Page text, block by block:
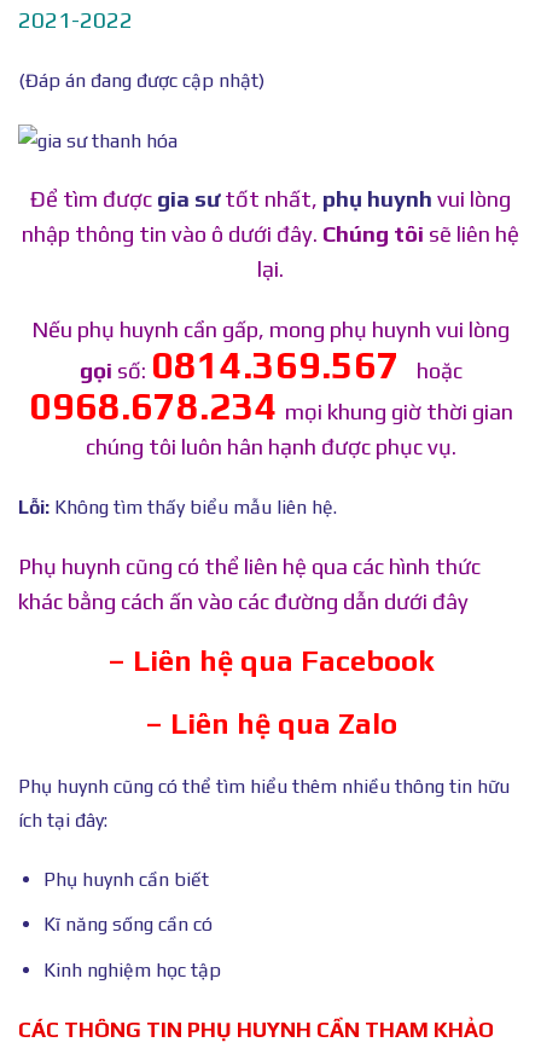
2021-2022
(Đáp án đang được cập nhật)
Để tìm được gia sưtốt nhất, phụ huynh vui lòng
nhập thông tin vào ô dưới đây. Chúng tôi sẽ liên hệ
lại.
Nếu phụ huynh cần gấp, mong phụ huynh vui lòng
gọi số: 0814.369.567 hoặc
0968.678.234 mọi khung giờ thời gian
chúng tôi luôn hân hạnh được phục vụ.
Lỗi: Không tìm thấy biểu mẫu liên hệ.
Phụ huynh cũng có thể liên hệ qua các hình thức
khác bằng cách ấn vào các đường dẫn dưới đây
– Liên hệ qua Facebook
– Liên hệ qua Zalo
Phụ huynh cũng có thể tìm hiểu thêm nhiều thông tin hữu
ích tại đây:
Phụ huynh cần biết
Kĩ năng sống cần có
Kinh nghiệm học tập
CÁC THÔNG TIN PHỤ HUYNH CẦN THAM KHẢO